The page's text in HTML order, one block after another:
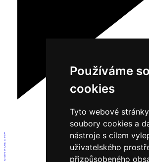
Používáme
cookies
Tyto webové
soubory cookies a
nástroje s cílem
uživatelského
přizpůsobeného
1
2
3
4
5
6
7
8
9